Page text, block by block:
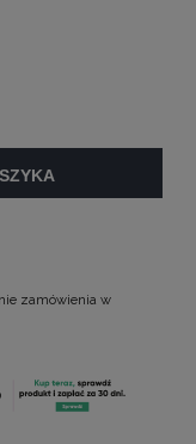
zamówienia w